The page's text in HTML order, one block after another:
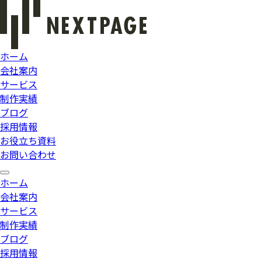
ホーム
会社案内
サービス
制作実績
ブログ
採用情報
お役立ち資料
お問い合わせ
ホーム
会社案内
サービス
制作実績
ブログ
採用情報